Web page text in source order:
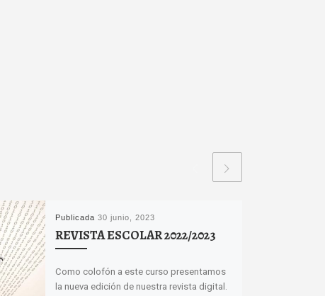
Publicada 30 junio, 2023
REVISTA ESCOLAR 2022/2023
Como colofón a este curso presentamos
la nueva edición de nuestra revista digital.